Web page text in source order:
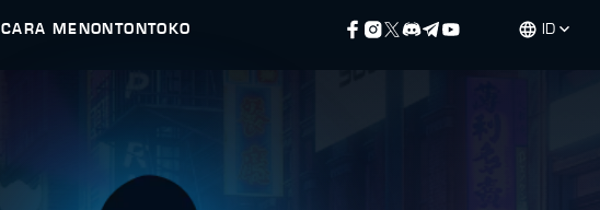
ID
CARA MENONTONTOKO